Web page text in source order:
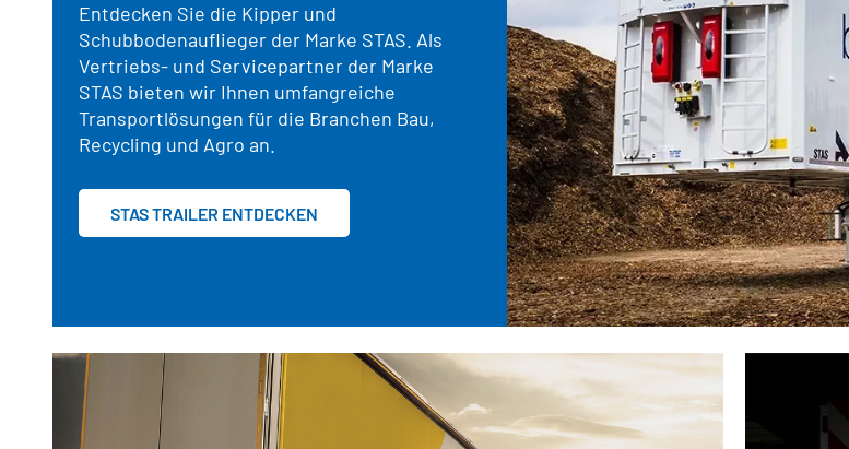
Entdecken Sie die Kipper und
Schubbodenauflieger der Marke STAS. Als
Vertriebs- und Servicepartner der Marke
STAS bieten wir Ihnen umfangreiche
Transportlösungen für die Branchen Bau,
Recycling und Agro an.
STAS TRAILER ENTDECKEN